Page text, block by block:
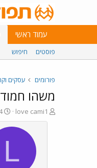
עמוד ראשי
פוסטים חיפוש
פורומים עסקים
משהו
פ
ו
love cami1
ו
ר
L